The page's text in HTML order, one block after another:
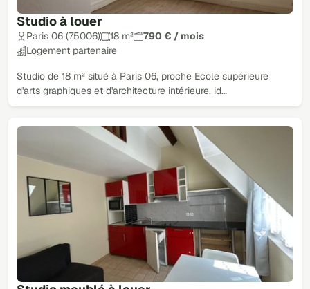
Studio à louer
Paris 06 (75006) 18 m²
790 € / mois
Logement partenaire
Studio de 18 m² situé à Paris 06, proche Ecole supérieure
d'arts graphiques et d'architecture intérieure, id…